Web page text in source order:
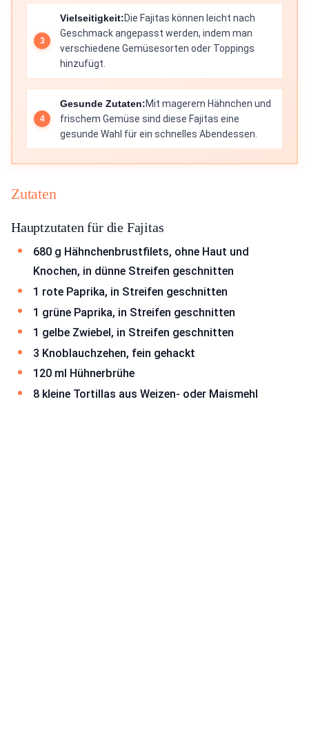
Vielseitigkeit:Die Fajitas können leicht nach
Geschmack angepasst werden, indem man
verschiedene Gemüsesorten oder Toppings
hinzufügt.
Gesunde Zutaten:Mit magerem Hähnchen und
frischem Gemüse sind diese Fajitas eine
gesunde Wahl für ein schnelles Abendessen.
Zutaten
Hauptzutaten für die Fajitas
680 g Hähnchenbrustfilets, ohne Haut und
Knochen, in dünne Streifen geschnitten
1 rote Paprika, in Streifen geschnitten
1 grüne Paprika, in Streifen geschnitten
1 gelbe Zwiebel, in Streifen geschnitten
3 Knoblauchzehen, fein gehackt
120 ml Hühnerbrühe
8 kleine Tortillas aus Weizen- oder Maismehl